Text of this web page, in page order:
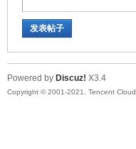
发表帖子
Powered by Discuz! X3.4
Copyright © 2001-2021, Tencent Cloud.